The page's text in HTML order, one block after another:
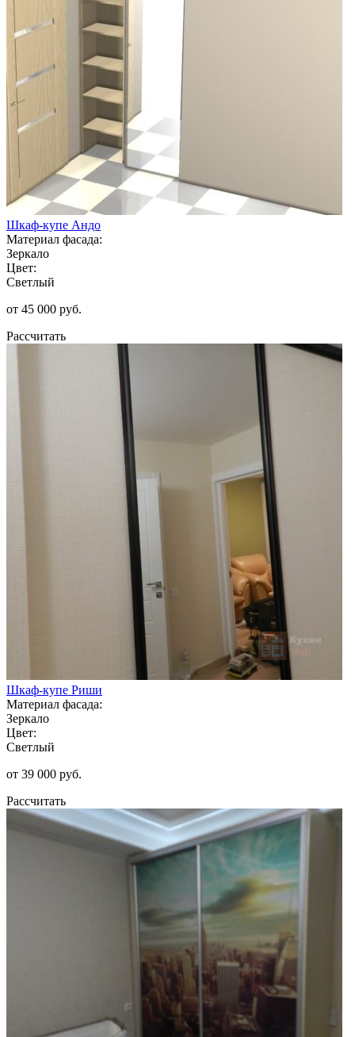
Шкаф-купе Андо
Материал фасада:
Зеркало
Цвет:
Светлый
от 45 000 руб.
Рассчитать
Шкаф-купе Риши
Материал фасада:
Зеркало
Цвет:
Светлый
от 39 000 руб.
Рассчитать